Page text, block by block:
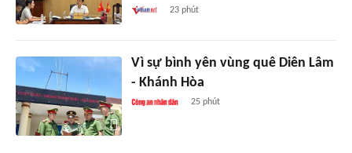
23 phút
Vì sự bình yên vùng quê Diên Lâm
- Khánh Hòa
25 phút